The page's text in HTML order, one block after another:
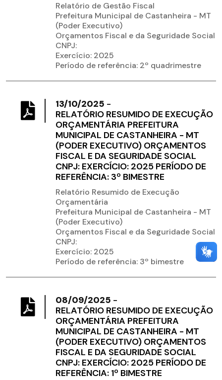
Relatório de Gestão Fiscal
Prefeitura Municipal de Castanheira - MT
(Poder Executivo)
Orçamentos Fiscal e da Seguridade Social
CNPJ:
Exercício: 2025
Período de referência: 2º quadrimestre
13/10/2025 -
RELATÓRIO RESUMIDO DE EXECUÇÃO
ORÇAMENTÁRIA PREFEITURA
MUNICIPAL DE CASTANHEIRA - MT
(PODER EXECUTIVO) ORÇAMENTOS
FISCAL E DA SEGURIDADE SOCIAL
CNPJ: EXERCÍCIO: 2025 PERÍODO DE
REFERÊNCIA: 3º BIMESTRE
Relatório Resumido de Execução
Orçamentária
Prefeitura Municipal de Castanheira - MT
(Poder Executivo)
Orçamentos Fiscal e da Seguridade Social
CNPJ:
Exercício: 2025
Período de referência: 3º bimestre
08/09/2025 -
RELATÓRIO RESUMIDO DE EXECUÇÃO
ORÇAMENTÁRIA PREFEITURA
MUNICIPAL DE CASTANHEIRA - MT
(PODER EXECUTIVO) ORÇAMENTOS
FISCAL E DA SEGURIDADE SOCIAL
CNPJ: EXERCÍCIO: 2025 PERÍODO DE
REFERÊNCIA: 1º BIMESTRE